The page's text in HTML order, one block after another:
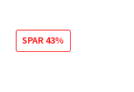
SPAR 43%